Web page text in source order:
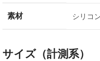
素材 シリコ
サイズ（計測系）